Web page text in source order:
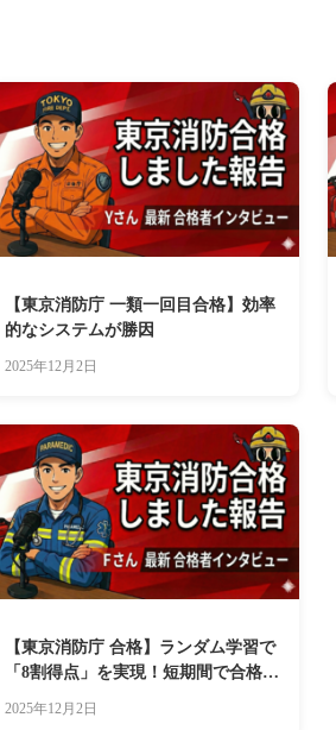
【東京消防庁 一類一回目合格】効率
的なシステムが勝因
2025年12月2日
【東京消防庁 合格】ランダム学習で
「8割得点」を実現！短期間で合格を
掴む戦略
2025年12月2日